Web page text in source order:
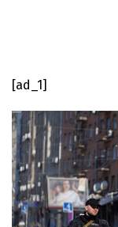
[ad_1]